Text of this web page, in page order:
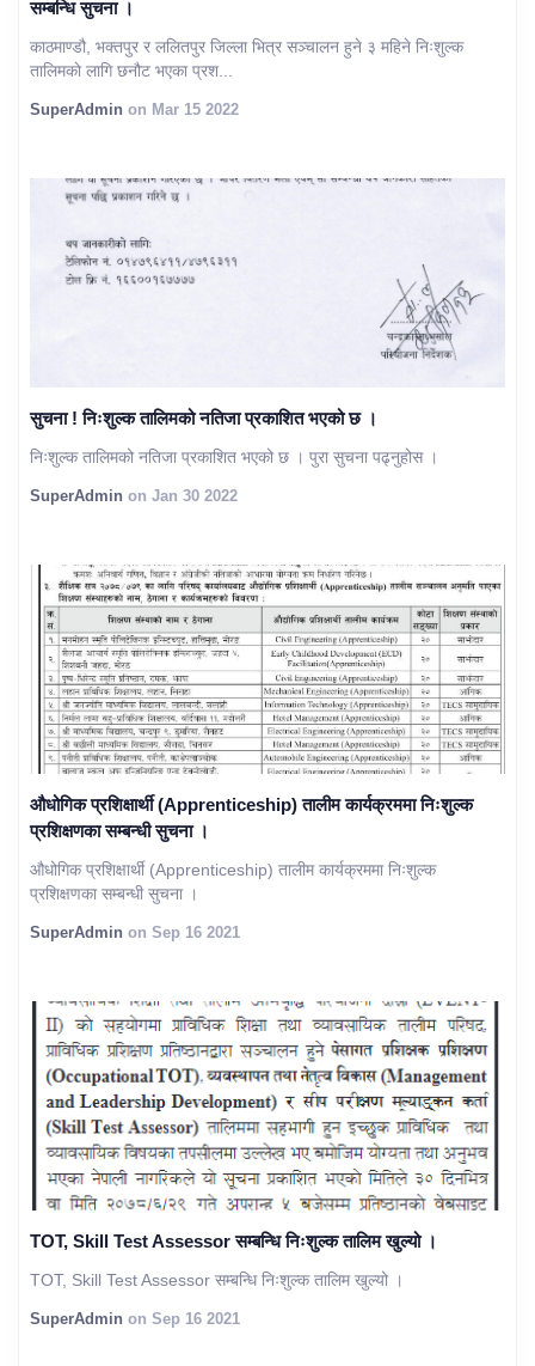
सम्बन्धि सुचना ।
काठमाण्डौ, भक्तपुर र ललितपुर जिल्ला भित्र सञ्चालन हुने ३ महिने निःशुल्क
तालिमकाे लागि छनौट भएका प्रश...
SuperAdmin on Mar 15 2022
सुचना ! निःशुल्क तालिमको नतिजा प्रकाशित भएको छ ।
निःशुल्क तालिमको नतिजा प्रकाशित भएको छ । पुरा सुचना पढ्नुहोस ।
SuperAdmin on Jan 30 2022
औधोगिक प्रशिक्षार्थी (Apprenticeship) तालीम कार्यक्रममा निःशुल्क
प्रशिक्षणका सम्बन्धी सुचना ।
औधोगिक प्रशिक्षार्थी (Apprenticeship) तालीम कार्यक्रममा निःशुल्क
प्रशिक्षणका सम्बन्धी सुचना ।
SuperAdmin on Sep 16 2021
TOT, Skill Test Assessor सम्बन्धि निःशुल्क तालिम खुल्यो ।
TOT, Skill Test Assessor सम्बन्धि निःशुल्क तालिम खुल्यो ।
SuperAdmin on Sep 16 2021